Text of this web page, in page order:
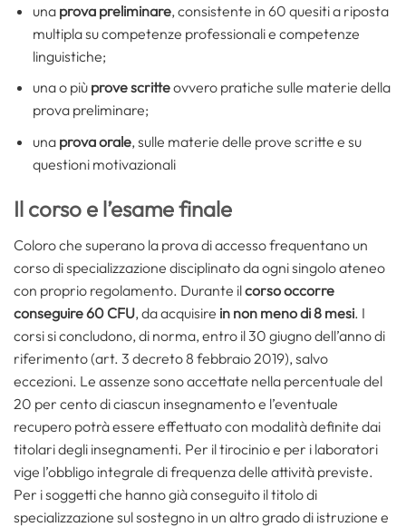
unaprova preliminare, consistente in 60 quesiti a riposta
multipla su competenze professionali e competenze
linguistiche;
una o più prove scritteovvero pratiche sulle materie della
prova preliminare;
una prova orale, sulle materie delle prove scritte e su
questioni motivazionali
Il corso e l’esame finale
Coloro che superano la prova di accesso frequentano un
corso di specializzazione disciplinato da ogni singolo ateneo
con proprio regolamento. Durante ilcorso occorre
conseguire 60 CFU, da acquisire in non meno di 8 mesi. I
corsi si concludono, di norma, entro il 30 giugno dell’anno di
riferimento (art. 3 decreto 8 febbraio 2019), salvo
eccezioni. Le assenze sono accettate nella percentuale del
20 per cento di ciascun insegnamento e l’eventuale
recupero potrà essere effettuato con modalità definite dai
titolari degli insegnamenti. Per il tirocinio e per i laboratori
vige l’obbligo integrale di frequenza delle attività previste.
Per i soggetti che hanno già conseguito il titolo di
specializzazione sul sostegno in un altro grado di istruzione e